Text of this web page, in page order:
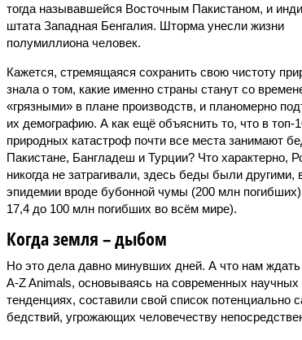
тогда называвшейся Восточным Пакистаном, и
штата Западная Бенгалия. Шторма унесли жизни
полумиллиона человек.
Кажется, стремящаяся сохранить свою чистоту
знала о том, какие именно страны станут со
«грязными» в плане производств, и планомерно
их демографию. А как ещё объяснить то, что в топ-
природных катастроф почти все места занимают
Пакистане, Бангладеш и Турции? Что характерно,
никогда не затрагивали, здесь беды были
эпидемии вроде бубонной чумы (200 млн
17,4 до 100 млн погибших во всём мире).
Когда земля – дыбом
Но это дела давно минувших дней. А что нам
A-Z Animals, основываясь на современных
тенденциях, составили свой список потенциально
бедствий, угрожающих человечеству